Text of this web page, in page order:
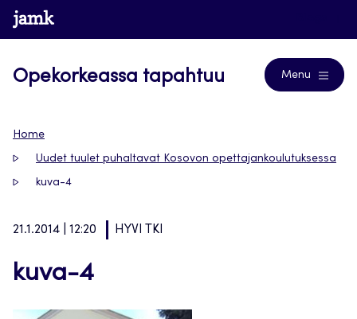
Siirry
suoraan
www.jamk.fi
Opekorkeassa tapahtuu Menu
Home
Uudet tuulet puhaltavat Kosovon opettajankoulutuksessa
kuva-4
21.1.2014 | 12:20 HYVI TKI
kuva-4